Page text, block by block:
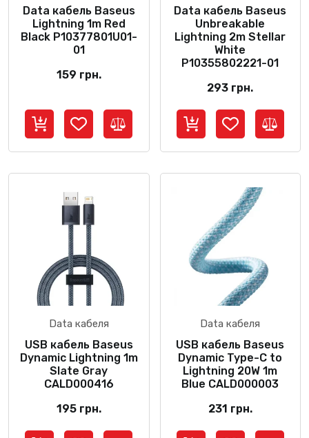
Data кабель Baseus
Lightning 1m Red
Black P10377801U01-
01
159 грн.
Data кабель Baseus
Unbreakable
Lightning 2m Stellar
White
P10355802221-01
293 грн.
Data кабеля
USB кабель Baseus
Dynamic Lightning 1m
Slate Gray
CALD000416
195 грн.
Data кабеля
USB кабель Baseus
Dynamic Type-C to
Lightning 20W 1m
Blue CALD000003
231 грн.